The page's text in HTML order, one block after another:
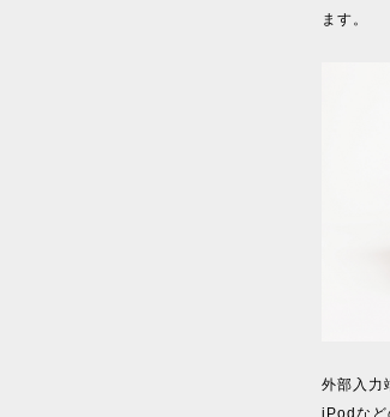
ます。
外部入力